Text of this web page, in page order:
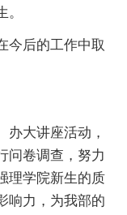
今后的工作中取
办大讲座活动，
问卷调查，努力
理学院新生的质
响力，为我部的